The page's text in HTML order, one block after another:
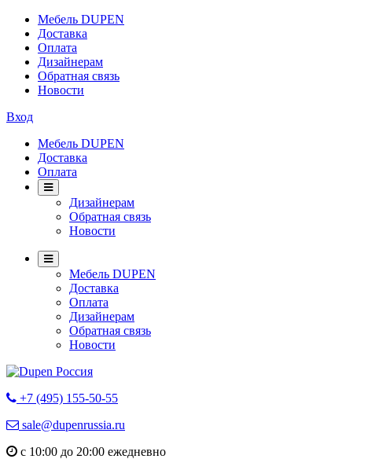
Мебель DUPEN
Доставка
Оплата
Дизайнерам
Обратная связь
Новости
Вход
Мебель DUPEN
Доставка
Оплата
Дизайнерам
Обратная связь
Новости
Мебель DUPEN
Доставка
Оплата
Дизайнерам
Обратная связь
Новости
+7 (495) 155-50-55
sale@dupenrussia.ru
с 10:00 до 20:00 ежедневно